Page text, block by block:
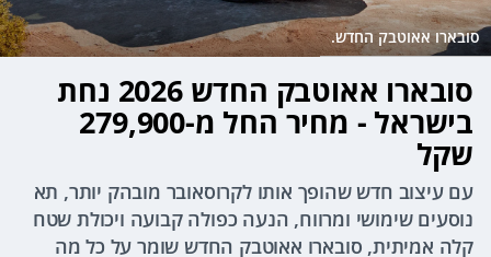
סובארו אאוטבק החדש.
סובארו אאוטבק החדש 2026 נחת
בישראל - מחיר החל מ-279,900
שקל
עם עיצוב חדש שהופך אותו לקרוסאובר מובהק יותר, תא
נוסעים שימושי ומרווח, הנעה כפולה קבועה ויכולת שטח
קלה אמיתית, סובארו אאוטבק החדש שומר על כל מה